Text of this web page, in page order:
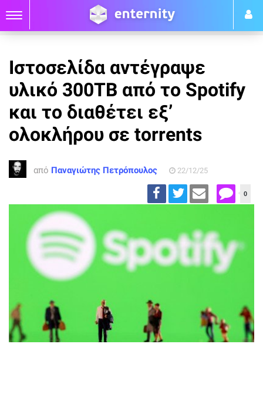
Ιστοσελίδα αντέγραψε
υλικό 300TB από το Spotify
και το διαθέτει εξ’
ολοκλήρου σε torrents
από Παναγιώτης Πετρόπουλος 22/12/25
0